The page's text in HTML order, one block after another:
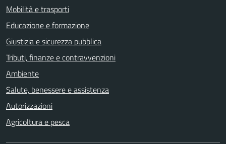
Mobilità e trasporti
Educazione e formazione
Giustizia e sicurezza pubblica
Tributi, finanze e contravvenzioni
Ambiente
Salute, benessere e assistenza
Autorizzazioni
Agricoltura e pesca